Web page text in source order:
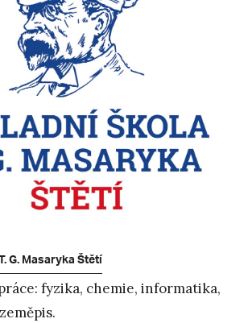
G. Masaryka Štětí
fyzika, chemie, informatika,